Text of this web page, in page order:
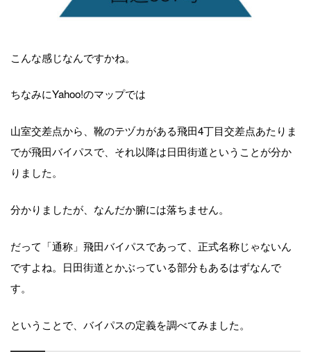
こんな感じなんですかね。
ちなみにYahoo!のマップでは
山室交差点から、靴のテヅカがある飛田4丁目交差点あたりま
でが飛田バイパスで、それ以降は日田街道ということが分か
りました。
分かりましたが、なんだか腑には落ちません。
だって「通称」飛田バイパスであって、正式名称じゃないん
ですよね。日田街道とかぶっている部分もあるはずなんで
す。
ということで、バイパスの定義を調べてみました。